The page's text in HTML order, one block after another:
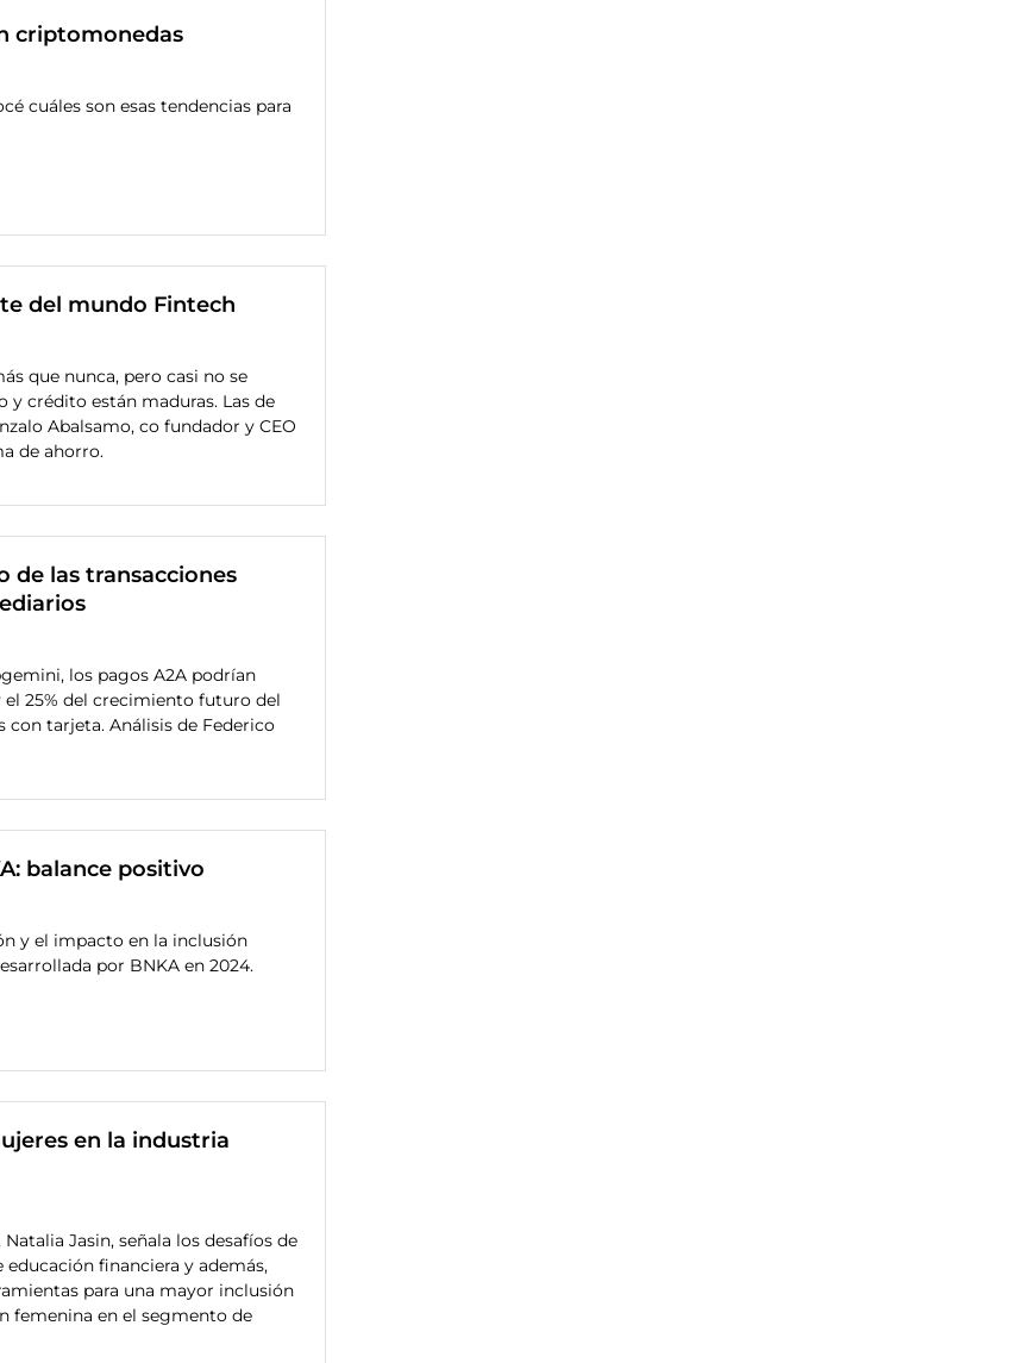
criptomonedas
cuáles son esas tendencias para
del mundo Fintech
que nunca, pero casi no se
y crédito están maduras. Las de
Abalsamo, co fundador y CEO
de ahorro.
de las transacciones
los pagos A2A podrían
el 25% del crecimiento futuro del
con tarjeta. Análisis de Federico
balance positivo
y el impacto en la inclusión
por BNKA en 2024.
en la industria
Natalia Jasin, señala los desafíos de
financiera y además,
para una mayor inclusión
femenina en el segmento de